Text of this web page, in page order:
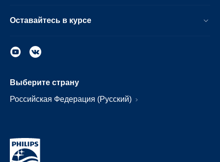
Оставайтесь в курсе
Выберите страну
Российская Федерация (Русский)